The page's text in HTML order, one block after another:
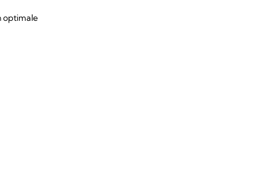
optimale